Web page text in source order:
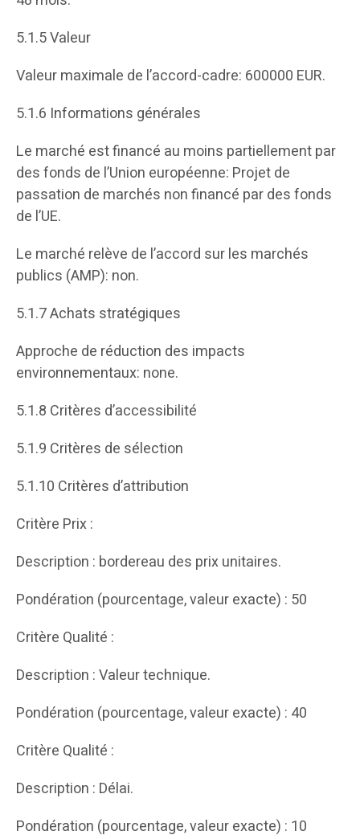
5.1.5 Valeur
Valeur maximale de l’accord-cadre: 600000 EUR.
5.1.6 Informations générales
Le marché est financé au moins partiellement par
des fonds de l’Union européenne: Projet de
passation de marchés non financé par des fonds
de l’UE.
Le marché relève de l’accord sur les marchés
publics (AMP): non.
5.1.7 Achats stratégiques
Approche de réduction des impacts
environnementaux: none.
5.1.8 Critères d’accessibilité
5.1.9 Critères de sélection
5.1.10 Critères d’attribution
Critère Prix :
Description : bordereau des prix unitaires.
Pondération (pourcentage, valeur exacte) : 50
Critère Qualité :
Description : Valeur technique.
Pondération (pourcentage, valeur exacte) : 40
Critère Qualité :
Description : Délai.
Pondération (pourcentage, valeur exacte) : 10